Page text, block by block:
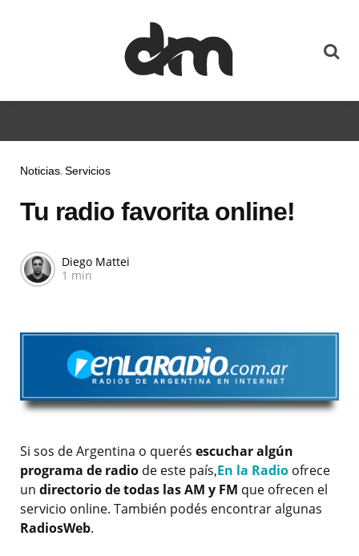
Noticias Servicios
Tu radio favorita online!
Diego Mattei
1 min
Si sos de Argentina o querés escuchar algún
programa de radio de este país,En la Radio ofrece
un directorio de todas las AM y FM que ofrecen el
servicio online. También podés encontrar algunas
RadiosWeb.